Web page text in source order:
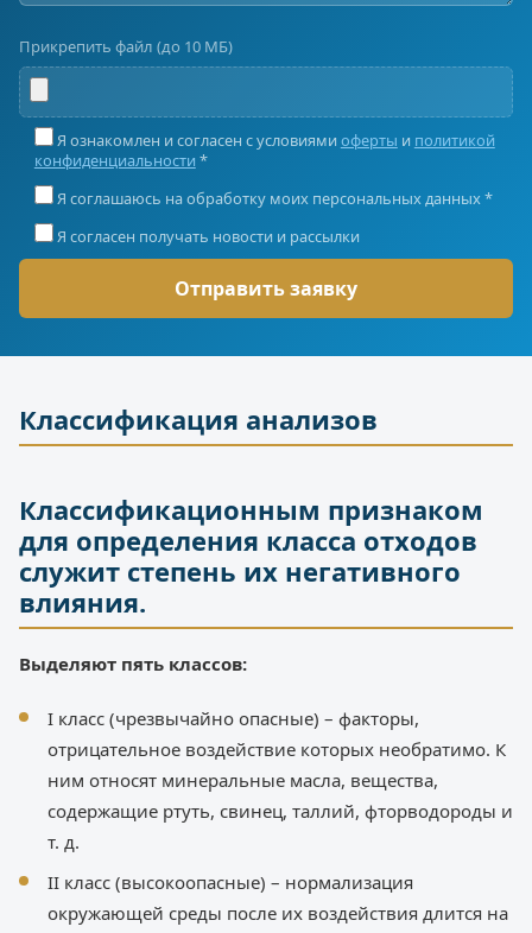
Прикрепить файл (до 10 МБ)
Я ознакомлен и согласен с условиями оферты и политикой
конфиденциальности *
Я соглашаюсь на обработку моих персональных данных *
Я согласен получать новости и рассылки
Классификация анализов
Классификационным признаком
для определения класса отходов
служит степень их негативного
влияния.
Выделяют пять классов:
I класс (чрезвычайно опасные) – факторы,
отрицательное воздействие которых необратимо. К
ним относят минеральные масла, вещества,
содержащие ртуть, свинец, таллий, фторводороды и
т. д.
II класс (высокоопасные) – нормализация
окружающей среды после их воздействия длится на